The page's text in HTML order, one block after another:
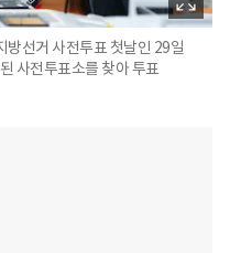
방선거 사전투표 첫날인 29일
사전투표소를 찾아 투표